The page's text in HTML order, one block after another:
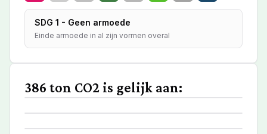
SDG 1 - Geen armoede
Einde armoede in al zijn vormen overal
386 ton CO2 is gelijk aan:
2.015.999